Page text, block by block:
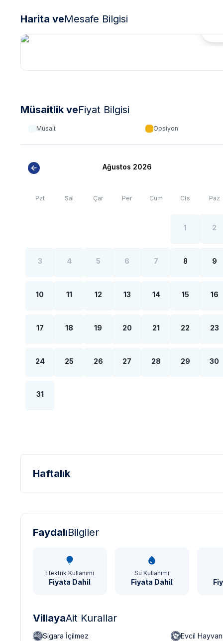
Harita veMesafe Bilgisi
Müsaitlik veFiyat Bilgisi
Müsait Opsiyon
Ağustos 2026
Pzt Sal Çar Per Cum Cts Paz
1 2
3 4 5 6 7 8 9
10 11 12 13 14 15 16
17 18 19 20 21 22 23
24 25 26 27 28 29 30
31
Haftalık
FaydalıBilgiler
Elektrik Kullanımı
Fiyata Dahil
Su Kullanımı
Fiyata Dahil
VillayaAit Kurallar
Sigara İçilmez Evcil